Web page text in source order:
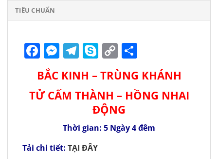
TIÊU CHUẨN
Facebook
Messenger
Telegram
Skype
Copy
Link
BẮC KINH – TRÙNG KHÁNH
TỬ CẤM THÀNH – HỒNG NHAI
ĐỘNG
Thời gian: 5 Ngày 4 đêm
Tải chi tiết: TẠI ĐÂY